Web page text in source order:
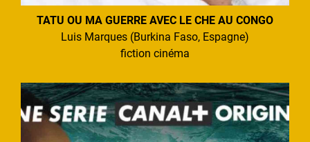
TATU OU MA GUERRE AVEC LE CHE AU CONGO
Luis Marques (Burkina Faso, Espagne)
fiction cinéma